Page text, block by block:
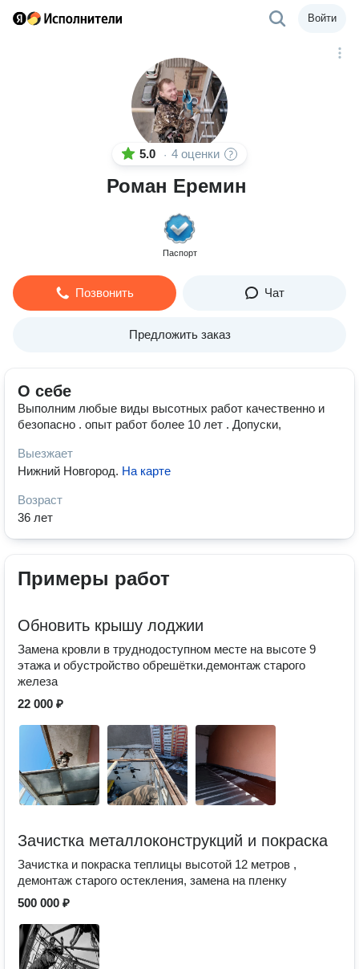
Войти
5.0 · 4 оценки
Роман Еремин
Паспорт
Позвонить Чат
Предложить заказ
О себе
Выполним любые виды высотных работ качественно и
безопасно . опыт работ более 10 лет . Допуски,
Выезжает
Нижний Новгород. На карте
Возраст
36 лет
Примеры работ
Обновить крышу лоджии
Замена кровли в труднодоступном месте на высоте 9
этажа и обустройство обрешётки.демонтаж старого
железа
22 000 ₽
Зачистка металлоконструкций и покраска
Зачистка и покраска теплицы высотой 12 метров ,
демонтаж старого остекления, замена на пленку
500 000 ₽